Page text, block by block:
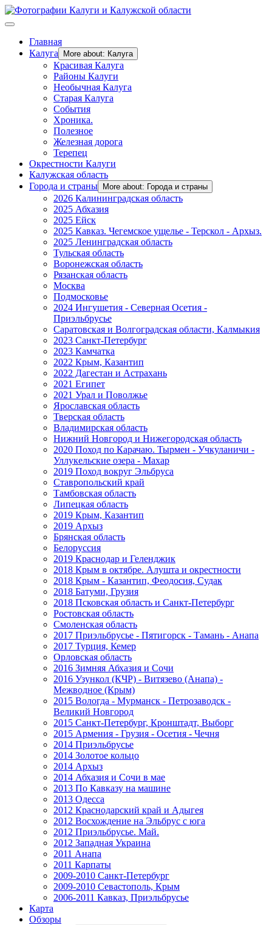
Главная
Калуга
More about: Калуга
Красивая Калуга
Районы Калуги
Необычная Калуга
Старая Калуга
События
Хроника.
Полезное
Железная дорога
Терепец
Окрестности Калуги
Калужская область
Города и страны
More about: Города и страны
2026 Калининградская область
2025 Абхазия
2025 Ейск
2025 Кавказ. Чегемское ущелье - Терскол - Архыз.
2025 Ленинградская область
Тульская область
Воронежская область
Рязанская область
Москва
Подмосковье
2024 Ингушетия - Северная Осетия -
Приэльбрусье
Саратовская и Волгоградская области, Калмыкия
2023 Санкт-Петербург
2023 Камчатка
2022 Крым, Казантип
2022 Дагестан и Астрахань
2021 Египет
2021 Урал и Поволжье
Ярославская область
Тверская область
Владимирская область
Нижний Новгород и Нижегородская область
2020 Поход по Карачаю. Тырмен - Учкуланичи -
Уллукельские озера - Махар
2019 Поход вокруг Эльбруса
Ставропольский край
Тамбовская область
Липецкая область
2019 Крым, Казантип
2019 Архыз
Брянская область
Белоруссия
2019 Краснодар и Геленджик
2018 Крым в октябре. Алушта и окрестности
2018 Крым - Казантип, Феодосия, Судак
2018 Батуми, Грузия
2018 Псковская область и Санкт-Петербург
Ростовская область
Смоленская область
2017 Приэльбрусье - Пятигорск - Тамань - Анапа
2017 Турция, Кемер
Орловская область
2016 Зимняя Абхазия и Сочи
2016 Узункол (КЧР) - Витязево (Анапа) -
Межводное (Крым)
2015 Вологда - Мурманск - Петрозаводск -
Великий Новгород
2015 Санкт-Петербург, Кронштадт, Выборг
2015 Армения - Грузия - Осетия - Чечня
2014 Приэльбрусье
2014 Золотое кольцо
2014 Архыз
2014 Абхазия и Сочи в мае
2013 По Кавказу на машине
2013 Одесса
2012 Краснодарский край и Адыгея
2012 Восхождение на Эльбрус с юга
2012 Приэльбрусье. Май.
2012 Западная Украина
2011 Анапа
2011 Карпаты
2009-2010 Санкт-Петербург
2009-2010 Севастополь, Крым
2006-2011 Кавказ, Приэльбрусье
Карта
Обзоры